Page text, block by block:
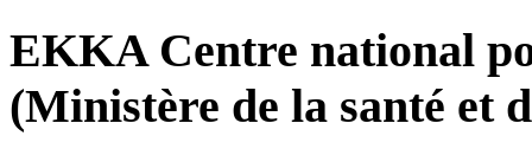
EKKA Centre national
(Ministère de la santé et